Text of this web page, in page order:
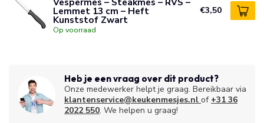
Lemmet 13 cm – Heft
Kunststof Zwart
Op voorraad
€3,50
Heb je een vraag over dit product?
Onze medewerker helpt je graag. Bereikbaar via
klantenservice@keukenmesjes.nl of +31 36
2022 550. We helpen u graag!